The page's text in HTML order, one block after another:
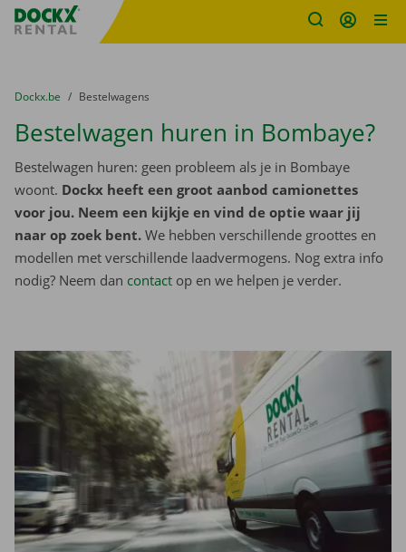
Fratello DEMO
U bevindt zich hier:
van
Dockx.be naar
Bestelwagens
Bestelwagen huren in Bombaye?
Bestelwagen huren: geen probleem als je in Bombaye
woont. Dockx heeft een groot aanbod camionettes
voor jou. Neem een kijkje en vind de optie waar jij
naar op zoek bent. We hebben verschillende groottes en
modellen met verschillende laadvermogens. Nog extra info
nodig? Neem dan contact op en we helpen je verder.